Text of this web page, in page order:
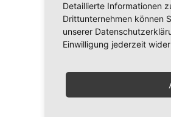
Detaillierte Informationen
Drittunternehmen können
unserer
Einwilligung jederzeit